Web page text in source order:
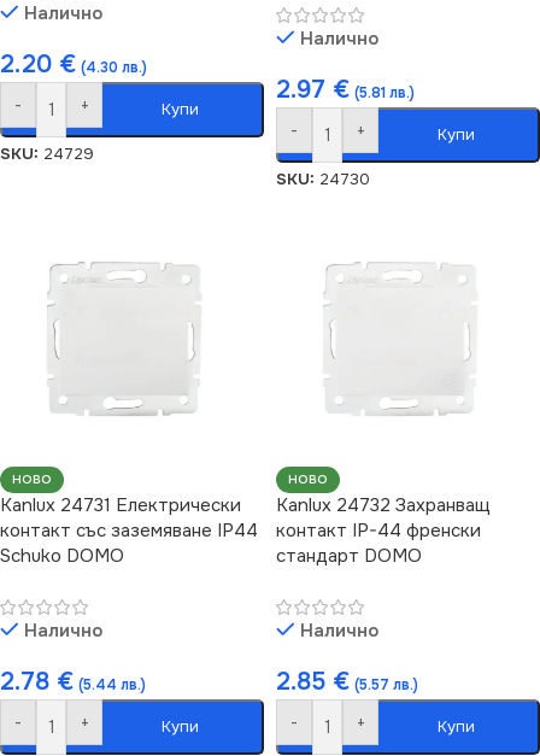
Налично
2.20 € (4.30 лв.)
- + Купи
SKU: 24729
Налично
2.97 € (5.81 лв.)
- + Купи
SKU: 24730
НОВО
Kanlux 24731 Електрически
контакт със заземяване IP44
Schuko DOMO
Налично
2.78 € (5.44 лв.)
- + Купи
НОВО
Kanlux 24732 Захранващ
контакт IP-44 френски
стандарт DOMO
Налично
2.85 € (5.57 лв.)
- + Купи